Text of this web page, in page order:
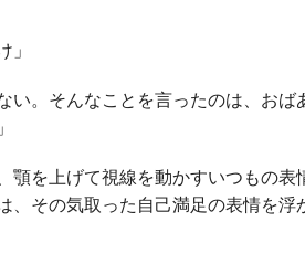
」
い。そんなことを言ったのは、お
を上げて視線を動かすいつもの
、その気取った自己満足の表情を